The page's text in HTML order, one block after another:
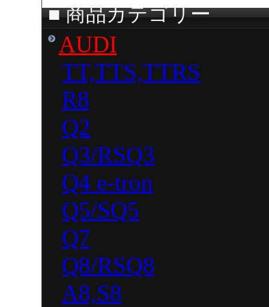
■ 商品カテゴリー
AUDI
TT,TTS,TTRS
R8
Q2
Q3/RSQ3
Q4 e-tron
Q5/SQ5
Q7
Q8/RSQ8
A8,S8